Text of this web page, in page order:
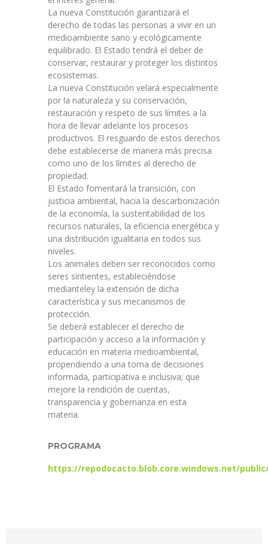
La nueva Constitución garantizará el
derecho de todas las personas a vivir en un
medioambiente sano y ecológicamente
equilibrado. El Estado tendrá el deber de
conservar, restaurar y proteger los distintos
ecosistemas.
La nueva Constitución velará especialmente
por la naturaleza y su conservación,
restauración y respeto de sus límites a la
hora de llevar adelante los procesos
productivos. El resguardo de estos derechos
debe establecerse de manera más precisa
como uno de los límites al derecho de
propiedad.
El Estado fomentará la transición, con
justicia ambiental, hacia la descarbonización
de la economía, la sustentabilidad de los
recursos naturales, la eficiencia energética y
una distribución igualitaria en todos sus
niveles.
Los animales deben ser reconocidos como
seres sintientes, estableciéndose
medianteley la extensión de dicha
característica y sus mecanismos de
protección.
Se deberá establecer el derecho de
participación y acceso a la información y
educación en materia medioambiental,
propendiendo a una toma de decisiones
informada, participativa e inclusiva; que
mejore la rendición de cuentas,
transparencia y gobernanza en esta
materia.
PROGRAMA
https://repodocacto.blob.core.windows.net/public/